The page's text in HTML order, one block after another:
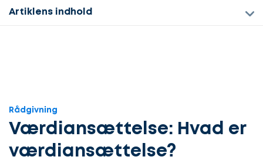
Artiklens indhold
Rådgivning
Værdiansættelse: Hvad er
værdiansættelse?